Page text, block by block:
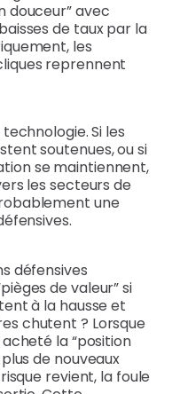
douceur” avec
de taux par la
les
reprennent
Si les
soutenues, ou si
se maintiennent,
les secteurs de
une
défensives
de valeur” si
à la hausse et
chutent ? Lorsque
la “position
de nouveaux
revient, la foule